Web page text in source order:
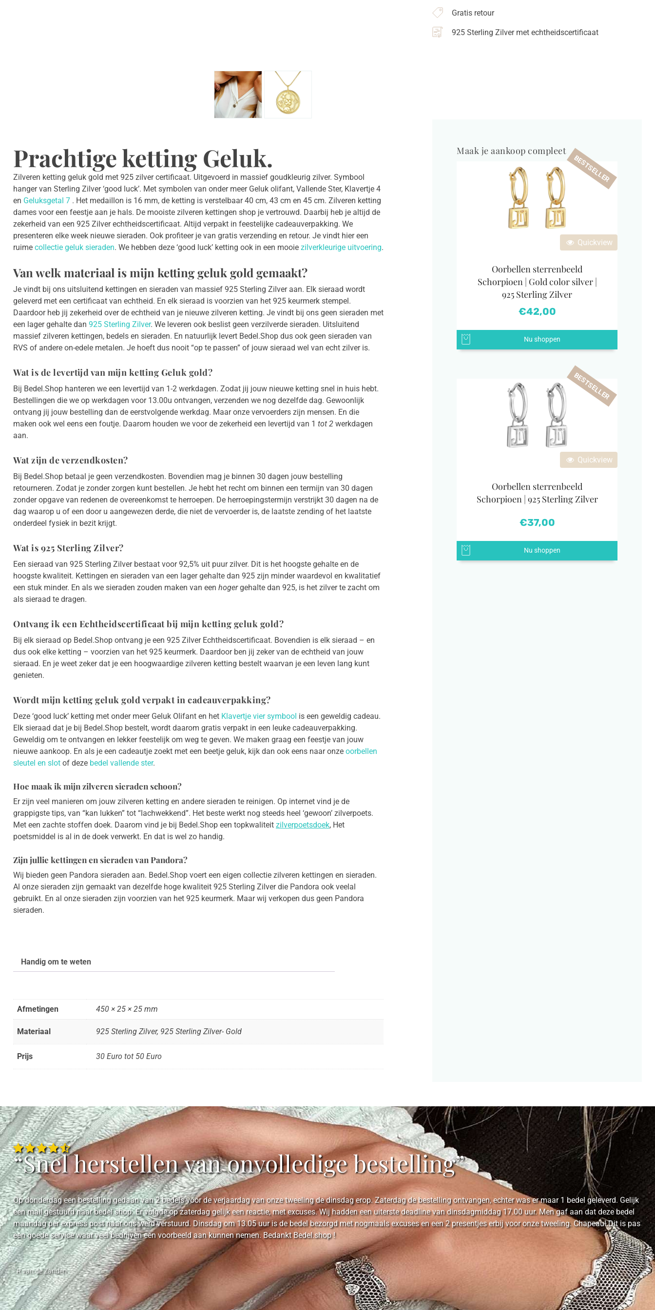
925
Sterling
Zilver
Gratis retour
925 Sterling Zilver met echtheidscertificaat
Prachtige ketting Geluk.
Zilveren ketting geluk gold met 925 zilver certificaat. Uitgevoerd in massief goudkleurig zilver. Symbool
hanger van Sterling Zilver ‘good luck’. Met symbolen van onder meer Geluk olifant, Vallende Ster, Klavertje 4
en Geluksgetal 7 . Het medaillon is 16 mm, de ketting is verstelbaar 40 cm, 43 cm en 45 cm. Zilveren ketting
dames voor een feestje aan je hals. De mooiste zilveren kettingen shop je vertrouwd. Daarbij heb je altijd de
zekerheid van een 925 Zilver echtheidscertificaat. Altijd verpakt in feestelijke cadeauverpakking. We
presenteren elke week nieuwe sieraden. Ook profiteer je van gratis verzending en retour. Je vindt hier een
ruime collectie geluk sieraden. We hebben deze ‘good luck’ ketting ook in een mooie zilverkleurige uitvoering.
Van welk materiaal is mijn ketting geluk gold gemaakt?
Je vindt bij ons uitsluitend kettingen en sieraden van massief 925 Sterling Zilver aan. Elk sieraad wordt
geleverd met een certificaat van echtheid. En elk sieraad is voorzien van het 925 keurmerk stempel.
Daardoor heb jij zekerheid over de echtheid van je nieuwe zilveren ketting. Je vindt bij ons geen sieraden met
een lager gehalte dan 925 Sterling Zilver. We leveren ook beslist geen verzilverde sieraden. Uitsluitend
massief zilveren kettingen, bedels en sieraden. En natuurlijk levert Bedel.Shop dus ook geen sieraden van
RVS of andere on-edele metalen. Je hoeft dus nooit “op te passen” of jouw sieraad wel van echt zilver is.
Wat is de levertijd van mijn ketting Geluk gold?
Bij Bedel.Shop hanteren we een levertijd van 1-2 werkdagen. Zodat jij jouw nieuwe ketting snel in huis hebt.
Bestellingen die we op werkdagen voor 13.00u ontvangen, verzenden we nog dezelfde dag. Gewoonlijk
ontvang jij jouw bestelling dan de eerstvolgende werkdag. Maar onze vervoerders zijn mensen. En die
maken ook wel eens een foutje. Daarom houden we voor de zekerheid een levertijd van 1 tot 2 werkdagen
aan.
Wat zijn de verzendkosten?
Bij Bedel.Shop betaal je geen verzendkosten. Bovendien mag je binnen 30 dagen jouw bestelling
retourneren. Zodat je zonder zorgen kunt bestellen. Je hebt het recht om binnen een termijn van 30 dagen
zonder opgave van redenen de overeenkomst te herroepen. De herroepingstermijn verstrijkt 30 dagen na de
dag waarop u of een door u aangewezen derde, die niet de vervoerder is, de laatste zending of het laatste
onderdeel fysiek in bezit krijgt.
Wat is 925 Sterling Zilver?
Een sieraad van 925 Sterling Zilver bestaat voor 92,5% uit puur zilver. Dit is het hoogste gehalte en de
hoogste kwaliteit. Kettingen en sieraden van een lager gehalte dan 925 zijn minder waardevol en kwalitatief
een stuk minder. En als we sieraden zouden maken van een hogergehalte dan 925, is het zilver te zacht om
als sieraad te dragen.
Ontvang ik een Echtheidscertificaat bij mijn ketting geluk gold?
Bij elk sieraad op Bedel.Shop ontvang je een 925 Zilver Echtheidscertificaat. Bovendien is elk sieraad – en
dus ook elke ketting – voorzien van het 925 keurmerk. Daardoor ben jij zeker van de echtheid van jouw
sieraad. En je weet zeker dat je een hoogwaardige zilveren ketting bestelt waarvan je een leven lang kunt
genieten.
Wordt mijn ketting geluk gold verpakt in cadeauverpakking?
Deze ‘good luck’ ketting met onder meer Geluk Olifant en het Klavertje vier symbool is een geweldig cadeau.
Elk sieraad dat je bij Bedel.Shop bestelt, wordt daarom gratis verpakt in een leuke cadeauverpakking.
Geweldig om te ontvangen en lekker feestelijk om weg te geven. We maken graag een feestje van jouw
nieuwe aankoop. En als je een cadeautje zoekt met een beetje geluk, kijk dan ook eens naar onze oorbellen
sleutel en slot of deze bedel vallende ster.
Hoe maak ik mijn zilveren sieraden schoon?
Er zijn veel manieren om jouw zilveren ketting en andere sieraden te reinigen. Op internet vind je de
grappigste tips, van “kan lukken” tot “lachwekkend”. Het beste werkt nog steeds heel ‘gewoon’ zilverpoets.
Met een zachte stoffen doek. Daarom vind je bij Bedel.Shop een topkwaliteit zilverpoetsdoek, Het
poetsmiddel is al in de doek verwerkt. En dat is wel zo handig.
Zijn jullie kettingen en sieraden van Pandora?
Wij bieden geen Pandora sieraden aan. Bedel.Shop voert een eigen collectie zilveren kettingen en sieraden.
Al onze sieraden zijn gemaakt van dezelfde hoge kwaliteit 925 Sterling Zilver die Pandora ook veelal
gebruikt. En al onze sieraden zijn voorzien van het 925 keurmerk. Maar wij verkopen dus geen Pandora
sieraden.
Handig om te weten
Afmetingen 450 × 25 × 25 mm
Materiaal 925 Sterling Zilver, 925 Sterling Zilver- Gold
Prijs 30 Euro tot 50 Euro
Maak je aankoop compleet
Quickview
BESTSELLER
Oorbellen sterrenbeeld
Schorpioen | Gold color silver |
925 Sterling Zilver
€42,00
Nu shoppen
Quickview
BESTSELLER
Oorbellen sterrenbeeld
Schorpioen | 925 Sterling Zilver
€37,00
Nu shoppen
“Snel herstellen van onvolledige bestelling”
Op donderdag een bestelling gedaan van 2 bedels voor de verjaardag van onze tweeling de dinsdag erop. Zaterdag de bestelling ontvangen, echter was er maar 1 bedel geleverd. Gelijk
een mail gestuurd naar bedel.shop. Er volgde op zaterdag gelijk een reactie, met excuses. Wij hadden een uiterste deadline van dinsdagmiddag 17.00 uur. Men gaf aan dat deze bedel
maandag per express post naar ons werd verstuurd. Dinsdag om 13.05 uur is de bedel bezorgd met nogmaals excuses en een 2 presentjes erbij voor onze tweeling. Chapeau! Dit is pas
een goede service waar veel bedrijven een voorbeeld aan kunnen nemen. Bedankt Bedel.shop !
- R van de Zanden